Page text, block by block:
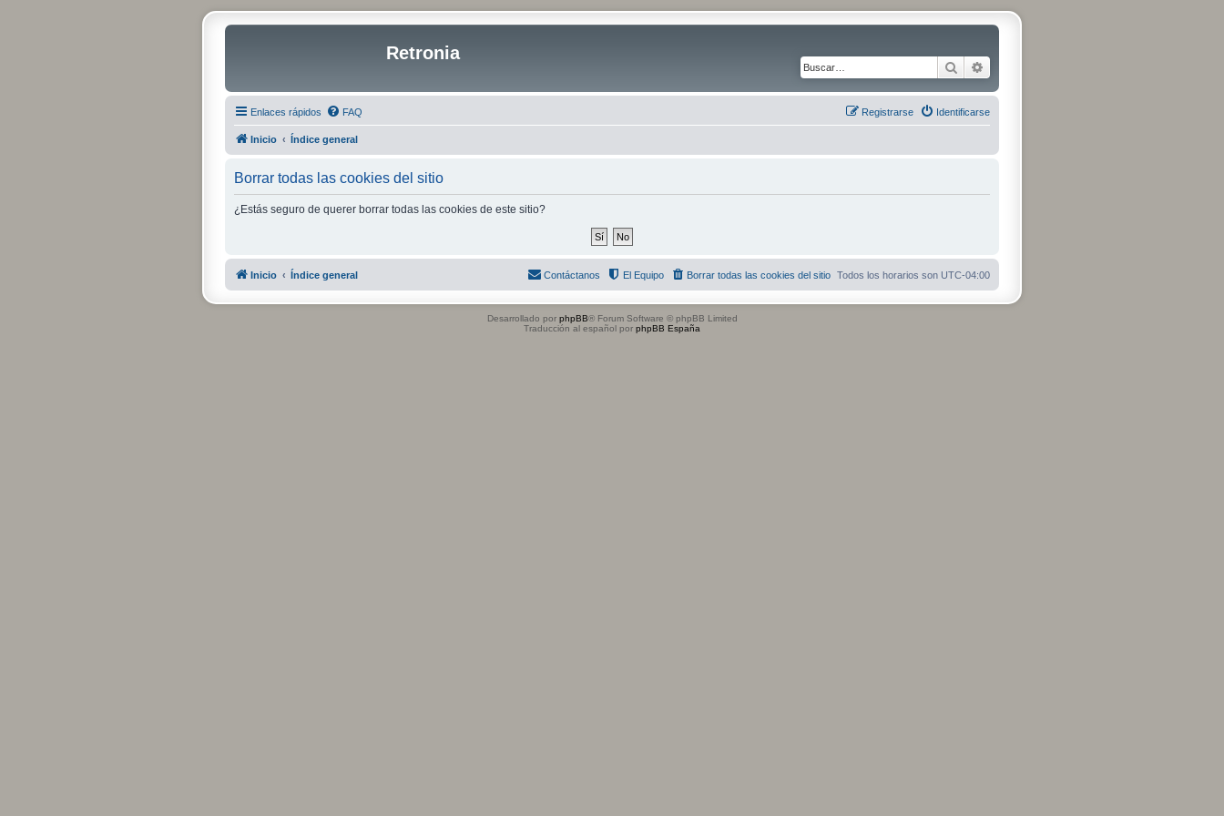
Retronia
Buscar
Enlaces rápidos FAQ Identificarse
Registrarse
Inicio Índice general
Borrar todas las cookies del sitio
¿Estás seguro de querer borrar todas las cookies de este sitio?
Inicio Índice general Todos los horarios son UTC-04:00
Borrar todas las cookies del sitio
El Equipo
Contáctanos
Desarrollado por phpBB® Forum Software © phpBB Limited
Traducción al español por phpBB España